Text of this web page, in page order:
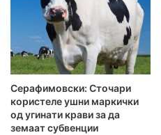
Серафимовски: Сточари
користеле ушни маркички
од угинати крави за да
земаат субвенции